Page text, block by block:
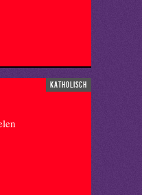
katholisch